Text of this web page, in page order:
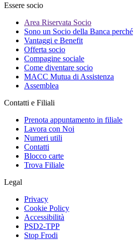
Essere socio
Area Riservata Socio
Sono un Socio della Banca perché
Vantaggi e Benefit
Offerta socio
Compagine sociale
Come diventare socio
MACC Mutua di Assistenza
Assemblea
Contatti e Filiali
Prenota appuntamento in filiale
Lavora con Noi
Numeri utili
Contatti
Blocco carte
Trova Filiale
Legal
Privacy
Cookie Policy
Accessibilità
PSD2-TPP
Stop Frodi